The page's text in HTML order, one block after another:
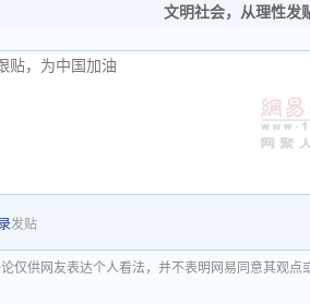
文明社会，从理性发
发贴
论仅供网友表达个人看法，并不表明网易同意其观点